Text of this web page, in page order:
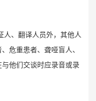
翻译人员外，其他人
危重患者、聋哑盲人、
他们交谈时应录音或录